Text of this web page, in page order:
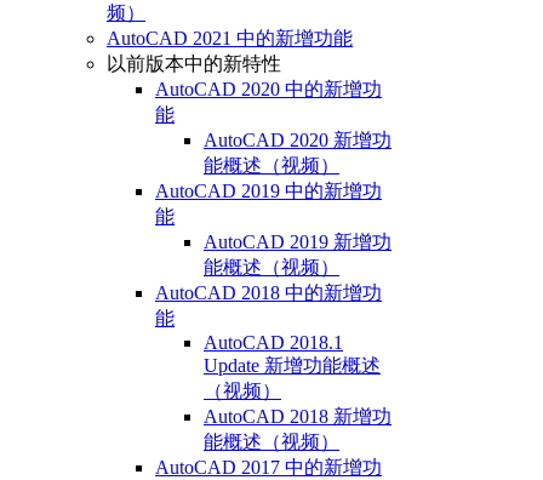
频）
AutoCAD 2021 中的新增功能
以前版本中的新特性
AutoCAD 2020 中的新增功
能
AutoCAD 2020 新增功
能概述（视频）
AutoCAD 2019 中的新增功
能
AutoCAD 2019 新增功
能概述（视频）
AutoCAD 2018 中的新增功
能
AutoCAD 2018.1
Update 新增功能概述
（视频）
AutoCAD 2018 新增功
能概述（视频）
AutoCAD 2017 中的新增功